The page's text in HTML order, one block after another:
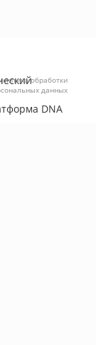
DNA
обработки
данных